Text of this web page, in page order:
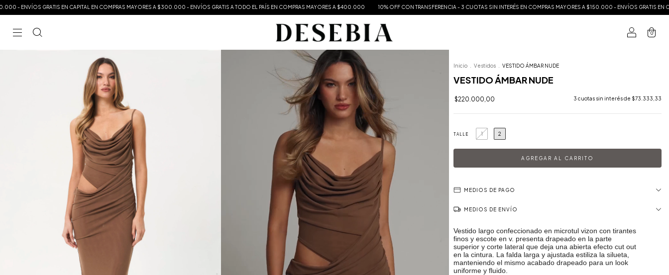
EN CAPITAL EN COMPRAS MAYORES A $300.000 - ENVÍOS GRATIS A TODO EL PAÍS EN COMPRAS MAYORES A $400.000 10% OFF CON TRANSFERENCIA - 3 CUOTAS SIN INTERÉS EN COMPRAS MAYORES A $150.000 - ENVÍOS GRATIS EN CAPITAL EN
0
Inicio Vestidos VESTIDO ÁMBAR NUDE
VESTIDO ÁMBAR NUDE
$220.000,00 3 cuotas sin interés de $73.333,33
TALLE 1 2
MEDIOS DE PAGO
MEDIOS DE ENVÍO
Vestido largo confeccionado en microtul vizon con tirantes
finos y escote en v. presenta drapeado en la parte
superior y corte lateral que deja una abierta efecto cut out
en la cintura. La falda larga y ajustada estiliza la silueta,
manteniendo el mismo acabado drapeado para un look
uniforme y fluido.